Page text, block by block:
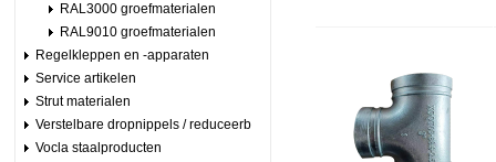
RAL3000 groefmaterialen
RAL9010 groefmaterialen
Regelkleppen en -apparaten
Service artikelen
Strut materialen
Verstelbare dropnippels / reduceerb
Vocla staalproducten